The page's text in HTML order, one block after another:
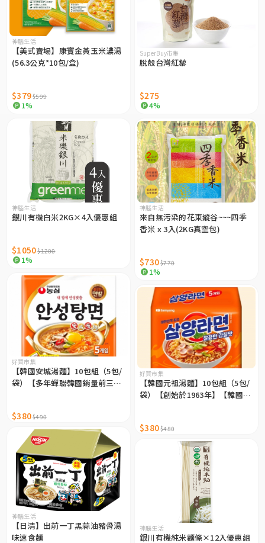
神腦生活
【美式賣場】康寶金黃玉米濃湯
(56.3公克*10包/盒)
$379$599
1%
SuperBuy市集
脫殼台灣紅藜
$275
4%
神腦生活
銀川有機白米2KG×4入優惠組
$1050$1200
1%
神腦生活
來自無污染的花東縱谷~~~四季
香米 x 3入(2KG真空包)
$730$770
1%
好買市集
【韓國安城湯麵】10包組（5包/
袋）【多年蟬聯韓國銷量前三
$380$490
好買市集
【韓國元祖湯麵】10包組（5包/
袋）【創始於1963年】【韓國部
$380$480
神腦生活
【日清】出前一丁黑蒜油豬骨湯
味速食麵
神腦生活
銀川有機純米麵條×12入優惠組